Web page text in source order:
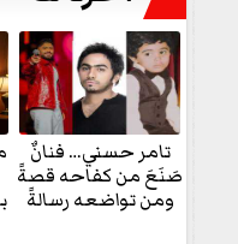
تامر حسني… فنانٌ
صَنَعَ من كفاحه قصةً
ومن تواضعه رسالةً